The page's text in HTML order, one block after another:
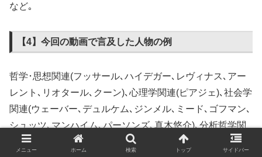
など｡
【4】今回の動画で言及した人物の例
哲学･思想関連(フッサール､ハイデガー､レヴィナス､アー
レント､リオタール､クーン)､心理学関連(ピアジェ)､社会学
関連(ウェーバー､デュルケム､ジンメル､ミード､ゴフマン､
シュッツ､マンハイム､パーソンズ､真木悠介)､分析哲学関
連(ウィトゲンシュタイン､オースティン､サール)､論争相
メニュー ホーム 検索 トップ サイドバー